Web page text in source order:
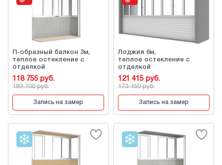
П-образный балкон 3м,
теплое остекление с
отделкой
118 755 руб.
182 700 руб.
Запись на замер
Лоджия 6м,
теплое остекление с
отделкой
121 415 руб.
173 450 руб.
Запись на замер